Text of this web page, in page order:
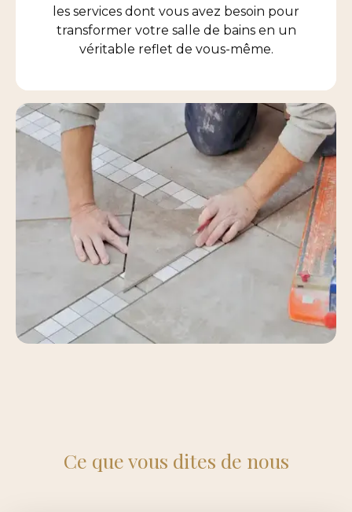
les services dont vous avez besoin pour
transformer votre salle de bains en un
véritable reflet de vous-même.
Ce que vous dites de nous